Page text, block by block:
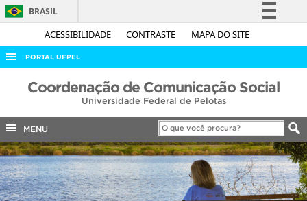
ACESSIBILIDADE CONTRASTE MAPA DO SITE
BRASIL
Simplifique!
Acesso à informação
Legislação
Canais
PORTAL UFPEL
ACESSO À INFORMAÇÃO
COBALTO
CONCURSOS
EDITAIS
INTERNACIONAL
Coordenação de Comunicação Social
Universidade Federal de Pelotas
MENU